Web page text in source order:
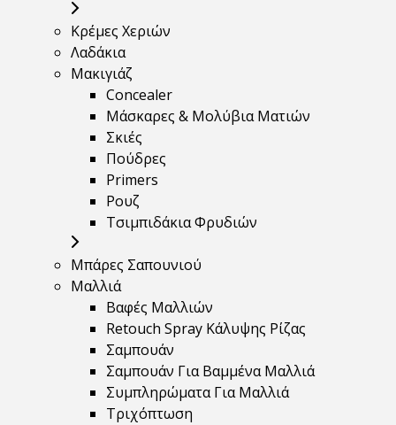
Κρέμες Χεριών
Λαδάκια
Μακιγιάζ
Concealer
Μάσκαρες & Μολύβια Ματιών
Σκιές
Πούδρες
Primers
Ρουζ
Τσιμπιδάκια Φρυδιών
Μπάρες Σαπουνιού
Μαλλιά
Βαφές Μαλλιών
Retouch Spray Κάλυψης Ρίζας
Σαμπουάν
Σαμπουάν Για Βαμμένα Μαλλιά
Συμπληρώματα Για Μαλλιά
Τριχόπτωση